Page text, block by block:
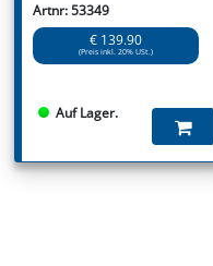
Artnr: 53349
€ 139.90
(Preis inkl. 20% USt.)
Auf Lager.